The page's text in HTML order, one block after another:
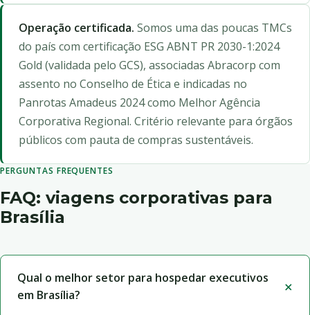
Operação certificada. Somos uma das poucas TMCs
do país com certificação ESG ABNT PR 2030-1:2024
Gold (validada pelo GCS), associadas Abracorp com
assento no Conselho de Ética e indicadas no
Panrotas Amadeus 2024 como Melhor Agência
Corporativa Regional. Critério relevante para órgãos
públicos com pauta de compras sustentáveis.
PERGUNTAS FREQUENTES
FAQ: viagens corporativas para
Brasília
Qual o melhor setor para hospedar executivos
em Brasília?